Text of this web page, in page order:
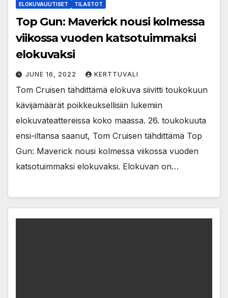
ELOKUVAUUTISET TILASTOT
Top Gun: Maverick nousi kolmessa
viikossa vuoden katsotuimmaksi
elokuvaksi
JUNE 16, 2022 KERTTUVALI
Tom Cruisen tähdittämä elokuva siivitti toukokuun
kävijämäärät poikkeuksellisiin lukemiin
elokuvateattereissa koko maassa. 26. toukokuuta
ensi-iltansa saanut, Tom Cruisen tähdittämä Top
Gun: Maverick nousi kolmessa viikossa vuoden
katsotuimmaksi elokuvaksi. Elokuvan on…